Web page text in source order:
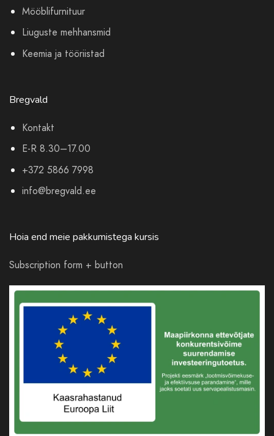
Mööblifurnituur
Liuguste mehhansmid
Keemia ja tööriistad
Bregvald
Kontakt
E-R 8.30–17.00
+372 5866 7998
info@bregvald.ee
Hoia end meie pakkumistega kursis
Subscription form + button